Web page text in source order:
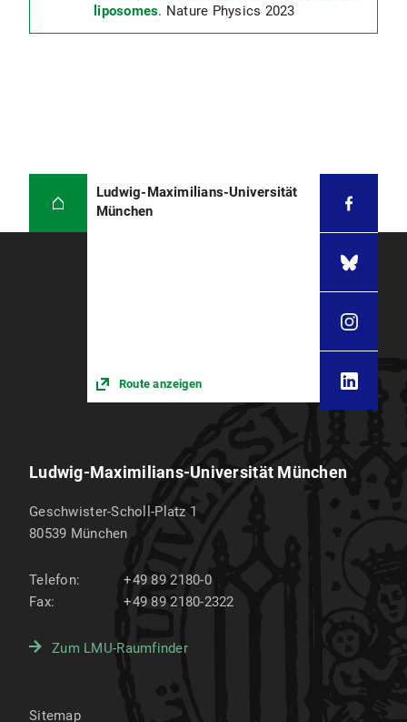
liposomes. Nature Physics 2023
Ludwig-Maximilians-Universität
München
Route anzeigen
Ludwig-Maximilians-Universität München
Geschwister-Scholl-Platz 1
80539 München
Telefon:
+49 89 2180-0
Fax:
+49 89 2180-2322
Zum LMU-Raumfinder
Sitemap